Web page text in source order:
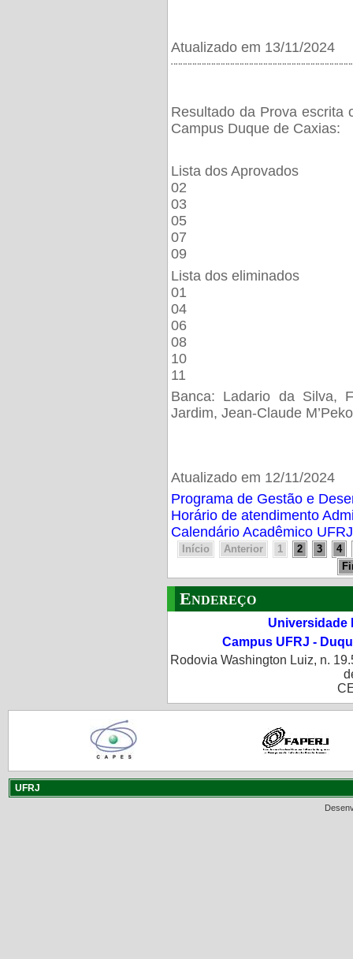
Atualizado em 13/11/2024
Resultado da Prova escrita
Campus Duque de Caxias:
Lista dos Aprovados
02
03
05
07
09
Lista dos eliminados
01
04
06
08
10
11
Banca: Ladario da Silva,
Jardim, Jean-Claude M’Peko
Atualizado em 12/11/2024
Programa de Gestão e
Horário de atendimento
Calendário Acadêmico
Início Anterior 1 2 3
4
Endereço
Universidade
Campus UFRJ -
Rodovia Washington Luiz, n.
UFRJ